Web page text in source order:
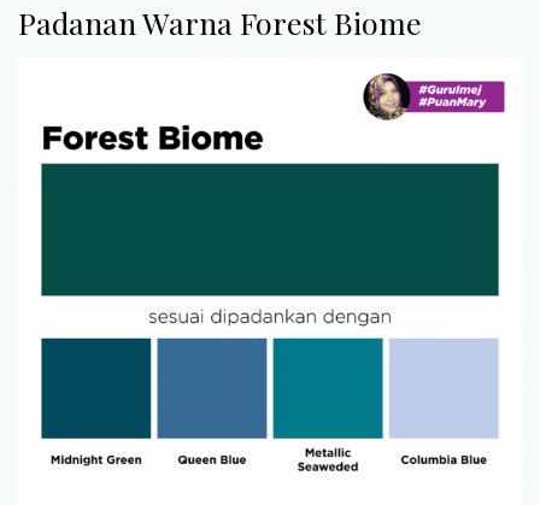
Padanan Warna Forest Biome